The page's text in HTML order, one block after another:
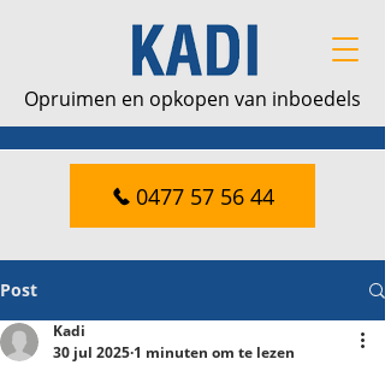
Opruimen en opkopen van inboedels
0477 57 56 44
Post
Kadi
30 jul 2025 1 minuten om te lezen